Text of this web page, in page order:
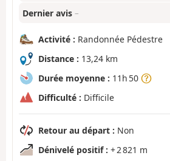
Dernier avis –
Activité : Randonnée Pédestre
Distance : 13,24 km
Durée moyenne : 11h 50
Difficulté : Difficile
Retour au départ : Non
Dénivelé positif : + 2 821 m